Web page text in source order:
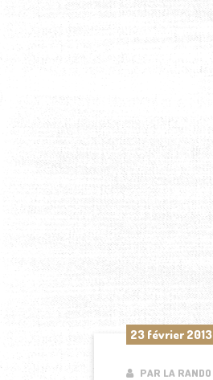
23 février 2013
PAR LA RANDO